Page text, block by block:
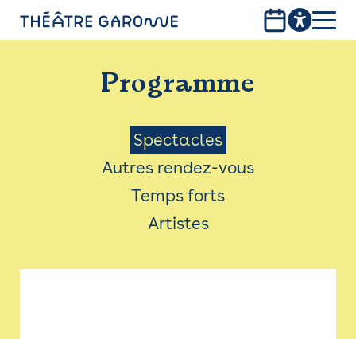
PROGRAMME
INFOS PRATIQUES
AVEC LES PUBLICS
ACCESSIBILITÉ
LES PRODUCTIONS
Programme
Menu
Saison
Spectacles
Autres rendez-vous
Temps forts
Artistes